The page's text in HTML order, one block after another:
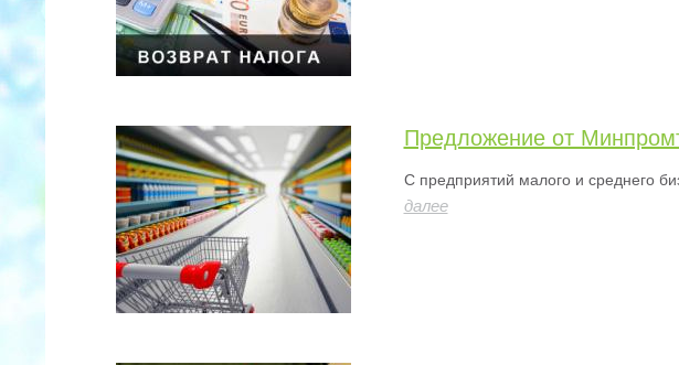
Предложение от
С предприятий малого и среднего
далее